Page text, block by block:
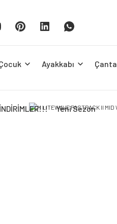
Ayakkabı Çanta
Yeni Sezon